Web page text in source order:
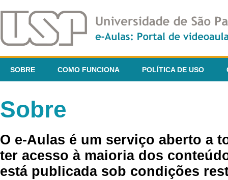
SOBRE COMO FUNCIONA POLÍTICA DE USO
Sobre
O e-Aulas é um serviço aberto a
ter acesso à maioria dos
está publicada sob condições